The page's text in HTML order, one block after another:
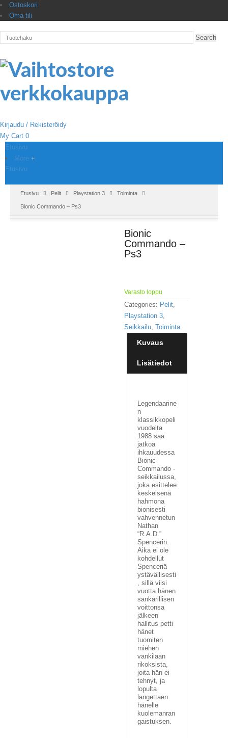
Ostoskori
Oma tili
Kirjaudu / Rekisteröidy
My Cart 0
Etusivu
More
Etusivu
Etusivu Pelit Playstation 3 Toiminta
Bionic Commando – Ps3
Bionic
Commando –
Ps3
Varasto loppu
Categories: Pelit,
Playstation 3,
Seikkailu, Toiminta.
Kuvaus
Lisätiedot
Legendaarine
n
klassikkopeli
vuodelta
1988 saa
jatkoa
ihkauudessa
Bionic
Commando -
seikkailussa,
joka esittelee
keskeisenä
hahmona
bionisesti
vahvennetun
Nathan
“R.A.D.”
Spencerin.
Aika ei ole
kohdellut
Spenceriä
ystävällisesti
, sillä viisi
vuotta hänen
sankarillisen
voittonsa
jälkeen
hallitus petti
hänet
tuomiten
miehen
vankilaan
rikoksista,
joita hän ei
tehnyt, ja
lopulta
langettaen
hänelle
kuolemanran
gaistuksen.